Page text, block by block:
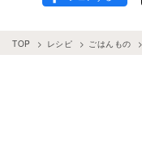
TOP レシピ ごはんもの